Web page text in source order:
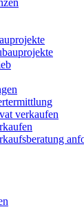
verkaufen